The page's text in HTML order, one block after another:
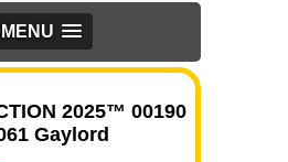
MENU
2025™ 00190
Gaylord